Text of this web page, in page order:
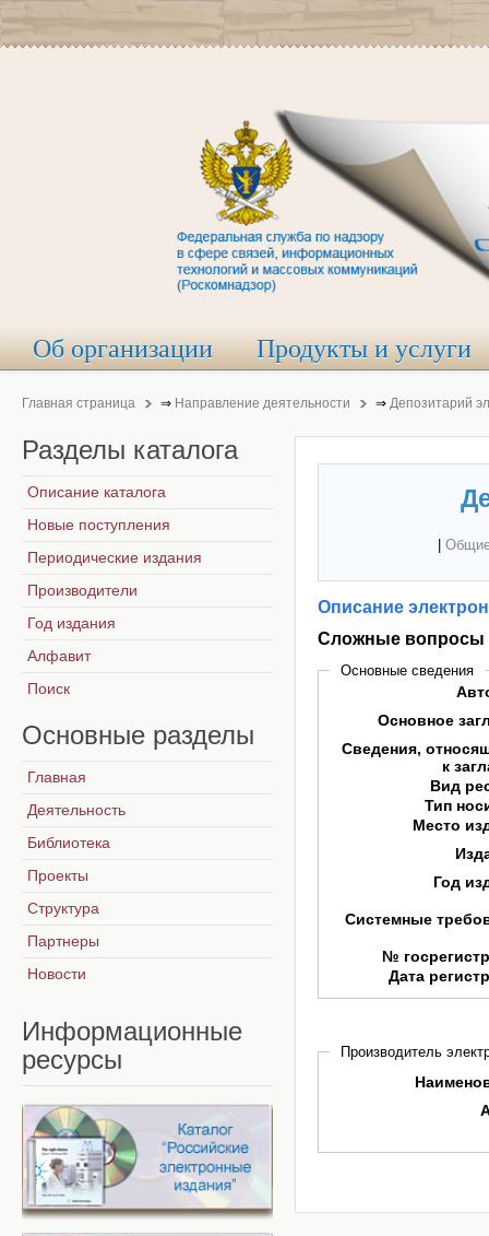
Об организации Продукты и услуги
Главная страница ⇒ Направление деятельности ⇒ Депозитарий
Описание
Сложные вопросы
Основные сведения
Основное
Сведения,
к
Вид
Тип
Место
Год
Системные
№
Дата
Производитель
Разделы каталога
Описание каталога
Новые поступления
Периодические издания
Производители
Год издания
Алфавит
Поиск
Основные разделы
Главная
Деятельность
Библиотека
Проекты
Структура
Партнеры
Новости
Информационные
ресурсы